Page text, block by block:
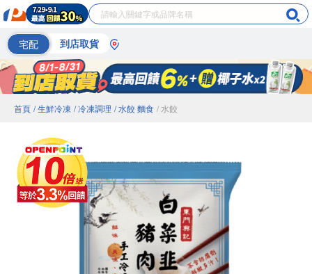
宅配 到店取貨
首頁 / 生鮮冷凍 / 冷凍調理 / 水餃 麵食 / 水餃